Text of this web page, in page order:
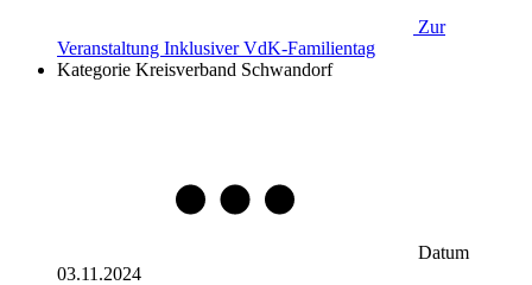
Zur
Veranstaltung Inklusiver VdK-Familientag
Kategorie Kreisverband Schwandorf
Datum
03.11.2024